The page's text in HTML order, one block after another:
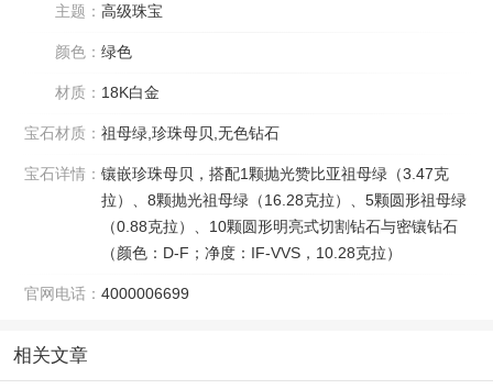
主题： 高级珠宝
颜色： 绿色
材质： 18K白金
宝石材质： 祖母绿,珍珠母贝,无色钻石
宝石详情： 镶嵌珍珠母贝，搭配1颗抛光赞比亚祖母绿（3.47克
拉）、8颗抛光祖母绿（16.28克拉）、5颗圆形祖母绿
（0.88克拉）、10颗圆形明亮式切割钻石与密镶钻石
（颜色：D-F；净度：IF-VVS，10.28克拉）
官网电话： 4000006699
相关文章